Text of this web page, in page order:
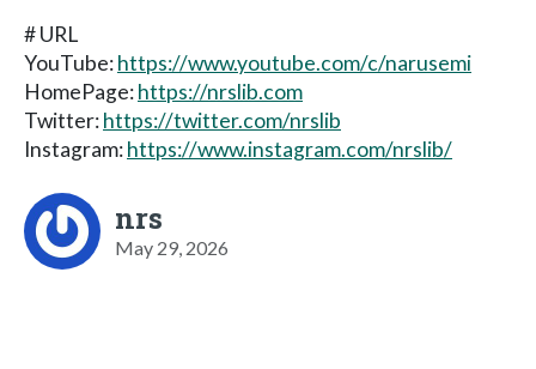
# URL
YouTube:https://www.youtube.com/c/narusemi
HomePage:https://nrslib.com
Twitter:https://twitter.com/nrslib
Instagram:https://www.instagram.com/nrslib/
nrs
May 29, 2026